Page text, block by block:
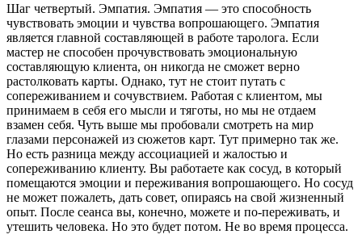
Шаг четвертый. Эмпатия. Эмпатия — это способность
чувствовать эмоции и чувства вопрошающего. Эмпатия
является главной составляющей в работе таролога. Если
мастер не способен прочувствовать эмоциональную
составляющую клиента, он никогда не сможет верно
растолковать карты. Однако, тут не стоит путать с
сопереживанием и сочувствием. Работая с клиентом, мы
принимаем в себя его мысли и тяготы, но мы не отдаем
взамен себя. Чуть выше мы пробовали смотреть на мир
глазами персонажей из сюжетов карт. Тут примерно так же.
Но есть разница между ассоциацией и жалостью и
сопереживанию клиенту. Вы работаете как сосуд, в который
помещаются эмоции и переживания вопрошающего. Но сосуд
не может пожалеть, дать совет, опираясь на свой жизненный
опыт. После сеанса вы, конечно, можете и по-переживать, и
утешить человека. Но это будет потом. Не во время процесса.